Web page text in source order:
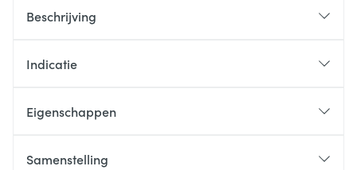
Beschrijving
Indicatie
Eigenschappen
Samenstelling